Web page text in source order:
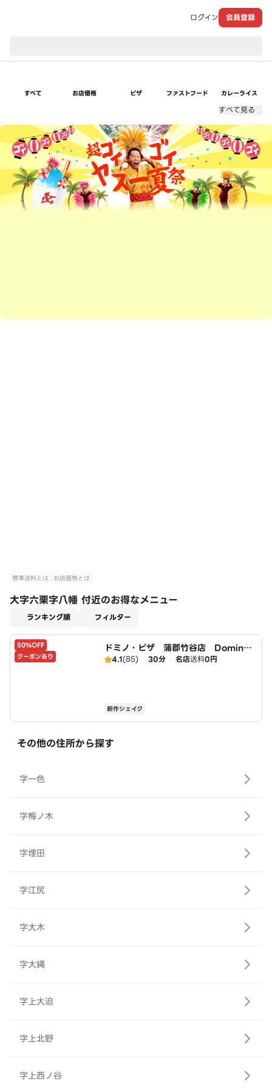
ログイン 会員登録
すべて お店価格 ピザ ファストフード カレーライス
すべて見る
超ゴイゴイヤスー夏祭
標準送料とは お店価格とは
大字六栗字八幡 付近のお得なメニュー
ランキング順 フィルター
50%OFF
クーポンあり
ドミノ・ピザ 蒲郡竹谷店 Domin
o's4.1(85) 30分 名店送料0円
新作シェイク
その他の住所から探す
字一色
字梅ノ木
字埋田
字江尻
字大木
字大縄
字上大迫
字上北野
字上西ノ谷